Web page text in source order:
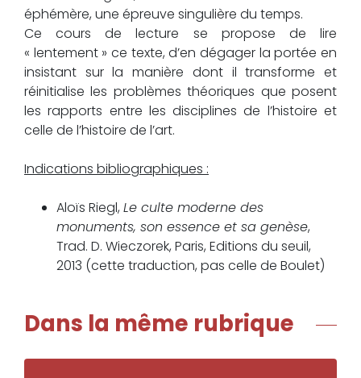
éphémère, une épreuve singulière du temps.
Ce cours de lecture se propose de lire
« lentement » ce texte, d’en dégager la portée en
insistant sur la manière dont il transforme et
réinitialise les problèmes théoriques que posent
les rapports entre les disciplines de l’histoire et
celle de l’histoire de l’art.
Indications bibliographiques :
Aloïs Riegl, Le culte moderne des
monuments, son essence et sa genèse,
Trad. D. Wieczorek, Paris, Editions du seuil,
2013 (cette traduction, pas celle de Boulet)
Dans la même rubrique